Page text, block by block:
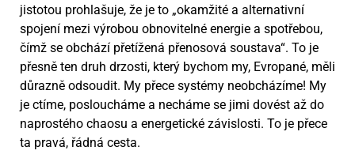
jistotou prohlašuje, že je to „okamžité a alternativní
spojení mezi výrobou obnovitelné energie a spotřebou,
čímž se obchází přetížená přenosová soustava“. To je
přesně ten druh drzosti, který bychom my, Evropané, měli
důrazně odsoudit. My přece systémy neobcházíme! My
je ctíme, posloucháme a necháme se jimi dovést až do
naprostého chaosu a energetické závislosti. To je přece
ta pravá, řádná cesta.